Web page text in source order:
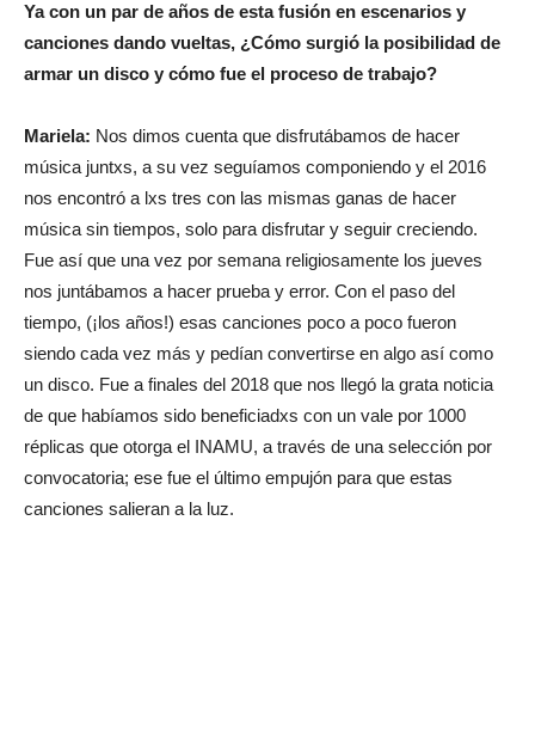
Ya con un par de años de esta fusión en escenarios y
canciones dando vueltas, ¿Cómo surgió la posibilidad de
armar un disco y cómo fue el proceso de trabajo?
Mariela: Nos dimos cuenta que disfrutábamos de hacer
música juntxs, a su vez seguíamos componiendo y el 2016
nos encontró a lxs tres con las mismas ganas de hacer
música sin tiempos, solo para disfrutar y seguir creciendo.
Fue así que una vez por semana religiosamente los jueves
nos juntábamos a hacer prueba y error. Con el paso del
tiempo, (¡los años!) esas canciones poco a poco fueron
siendo cada vez más y pedían convertirse en algo así como
un disco. Fue a finales del 2018 que nos llegó la grata noticia
de que habíamos sido beneficiadxs con un vale por 1000
réplicas que otorga el INAMU, a través de una selección por
convocatoria; ese fue el último empujón para que estas
canciones salieran a la luz.